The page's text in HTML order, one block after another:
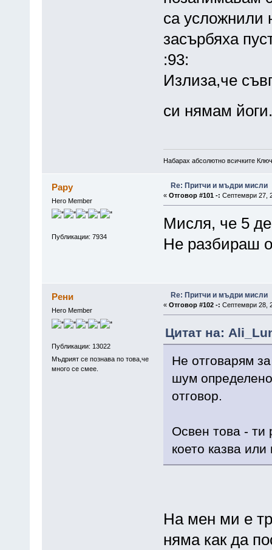
са усложнили
засърбяха
:93:
Излиза,че
си нямам
Набарах абсолютно всичките
Papy
Hero Member
Публикации: 7934
Re: Притчи и мъдри мисли
« Отговор #101 -: Септември 27,
Мисля, че 5
Не разбираш
Рени
Hero Member
Публикации: 13022
Мъдрият се познава по това,че
много се смее.
Re: Притчи и мъдри мисли
« Отговор #102 -: Септември 28,
Цитат на:
Не отговaрям
шум
отговор.
Освен това - ти
което казва
На мен ми е
няма как да